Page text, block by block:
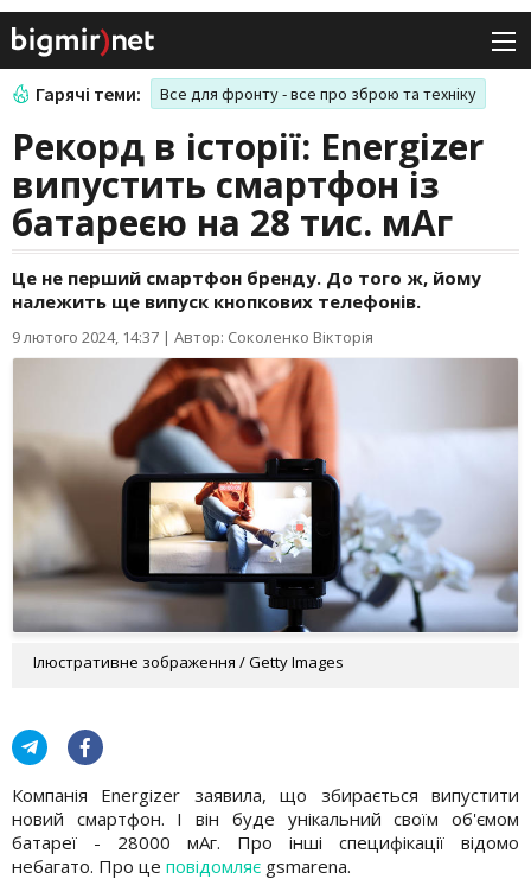
Гарячі теми: Все для фронту - все про зброю та техніку
Рекорд в історії: Energizer
випустить смартфон із
батареєю на 28 тис. мАг
Це не перший смартфон бренду. До того ж, йому
належить ще випуск кнопкових телефонів.
9 лютого 2024, 14:37 | Автор: Соколенко Вікторія
Ілюстративне зображення / Getty Images
Компанія Energizer заявила, що збирається випустити
новий смартфон. І він буде унікальний своїм об'ємом
батареї - 28000 мАг. Про інші специфікації відомо
небагато. Про це повідомляє gsmarena.